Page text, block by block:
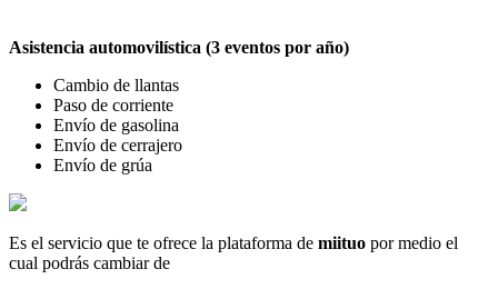
Asistencia automovilística (3 eventos por año)
Cambio de llantas
Paso de corriente
Envío de gasolina
Envío de cerrajero
Envío de grúa
Es el servicio que te ofrece la plataforma de miituo por medio el
cual podrás cambiar de